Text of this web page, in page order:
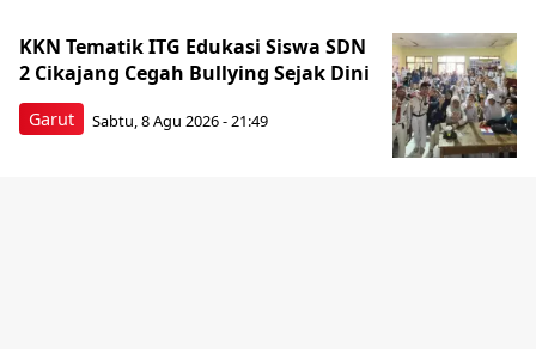
Garut
KKN Tematik ITG Edukasi Siswa SDN
2 Cikajang Cegah Bullying Sejak Dini
Sabtu, 8 Agu 2026 - 21:49